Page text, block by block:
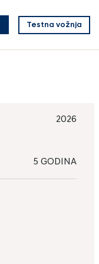
Testna vožnja
2026
5 GODINA